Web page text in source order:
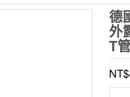
德
外
T
NT$